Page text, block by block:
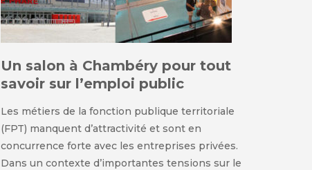
Un salon à Chambéry pour tout
savoir sur l’emploi public
Les métiers de la fonction publique territoriale
(FPT) manquent d’attractivité et sont en
concurrence forte avec les entreprises privées.
Dans un contexte d’importantes tensions sur le